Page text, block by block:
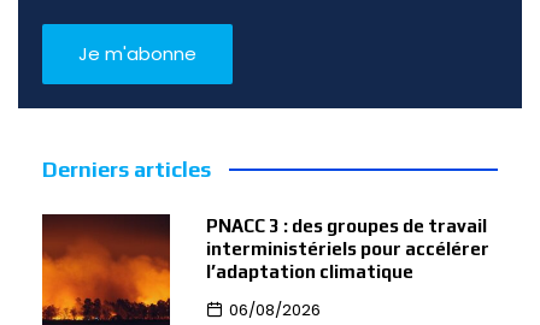
Derniers articles
PNACC 3 : des groupes de travail
interministériels pour accélérer
l’adaptation climatique
06/08/2026